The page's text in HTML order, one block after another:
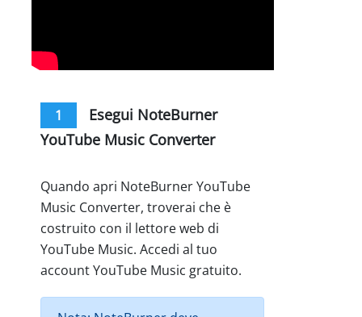
1
Esegui NoteBurner
YouTube Music Converter
Quando apri NoteBurner YouTube
Music Converter, troverai che è
costruito con il lettore web di
YouTube Music. Accedi al tuo
account YouTube Music gratuito.